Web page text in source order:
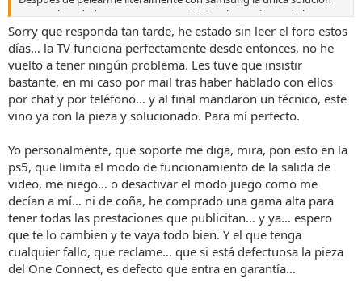
que me han dado es poner menos 1 (-1) en las opciones de la
consola, “salida video 4k”. Pero tras leer tu mensaje me has dado
esperanzas de que me puedan cambiar la placa de los hdmi del one
connect. ¿Me puedes explicar exactamente que les tengo que decir
y qué me tienen que cambiar?
Otra cosa que veo que me sucede. Cuando juego a ps5 el sonido va
retrasado, solo me pasa cuando juego con el sonido saliendo desde
¿Sabes a que puede deberse? He estado trasteando por la
configuración y la salida de sonido está en “televisión”. Es que es
muy evidente el retraso del sonido lo que acaba provocando
desincronización labial de los personajes.
Otra cosa, a veces la consola se enciende sola al buscar su hdmi y
otras veces no. Es muy cansino, cuando dejo de jugar y acabo la
consola, al cambiar de hdmi se me enciende automaticamente,
¿sabes cómo puedo desacticar el encendido automático?
Sorry que responda tan tarde, he estado sin leer el foro estos
días… la TV funciona perfectamente desde entonces, no he
vuelto a tener ningún problema. Les tuve que insistir
bastante, en mi caso por mail tras haber hablado con ellos
por chat y por teléfono… y al final mandaron un técnico, este
vino ya con la pieza y solucionado. Para mí perfecto.
Yo personalmente, que soporte me diga, mira, pon esto en la
ps5, que limita el modo de funcionamiento de la salida de
video, me niego… o desactivar el modo juego como me
decían a mí… ni de coña, he comprado una gama alta para
tener todas las prestaciones que publicitan… y ya… espero
que te lo cambien y te vaya todo bien. Y el que tenga
cualquier fallo, que reclame… que si está defectuosa la pieza
del One Connect, es defecto que entra en garantía…